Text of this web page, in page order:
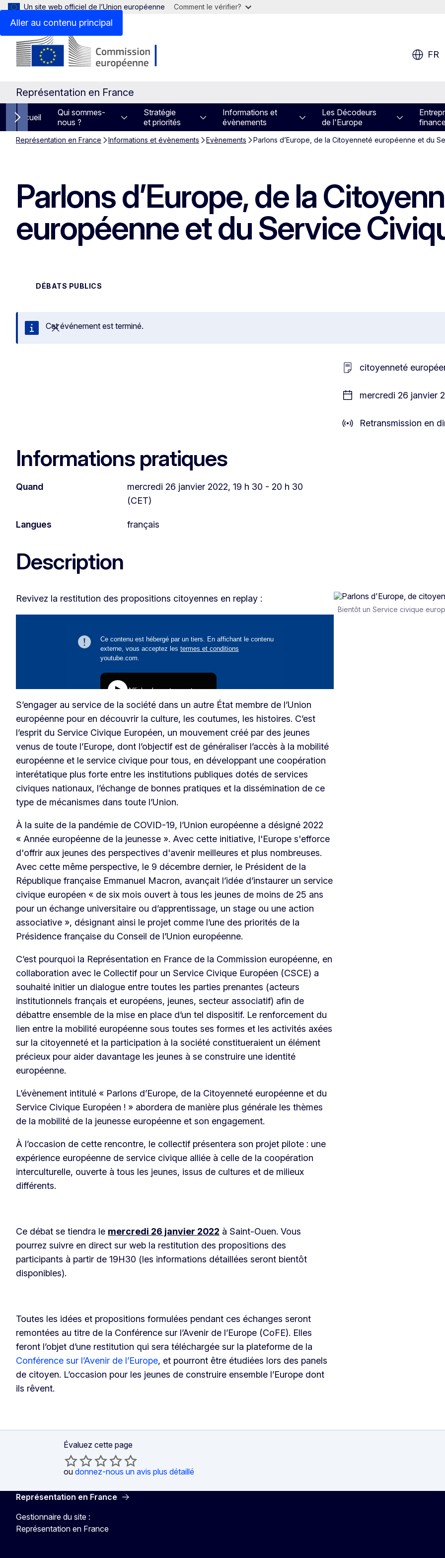
Aller au contenu principal
Un site web officiel de l’Union européenne Comment le vérifier?
FR
Représentation en France
Next items
Accueil
Qui sommes-
nous ?
Stratégie
et priorités
Informations et
évènements
Les Décodeurs
de l'Europe
Représentation en France Informations et évènements Evènements Parlons d’Europe, de la Citoyenneté européenne et du
Parlons d’Europe, de la
européenne et du Service
DÉBATS PUBLICS
Fermer
Cet événement est terminé.
citoyenneté
mercredi 26 janvier
Retransmission en
Informations pratiques
Quand
mercredi 26 janvier 2022, 19 h 30 - 20 h 30
(CET)
Langues français
Description
Revivez la restitution des propositions citoyennes en replay :
S’engager au service de la société dans un autre État membre de l’Union
européenne pour en découvrir la culture, les coutumes, les histoires. C’est
l’esprit du Service Civique Européen, un mouvement créé par des jeunes
venus de toute l’Europe, dont l’objectif est de généraliser l’accès à la mobilité
européenne et le service civique pour tous, en développant une coopération
interétatique plus forte entre les institutions publiques dotés de services
civiques nationaux, l’échange de bonnes pratiques et la dissémination de ce
type de mécanismes dans toute l’Union.
À la suite de la pandémie de COVID-19, l’Union européenne a désigné 2022
« Année européenne de la jeunesse ». Avec cette initiative, l'Europe s'efforce
d'offrir aux jeunes des perspectives d'avenir meilleures et plus nombreuses.
Avec cette même perspective, le 9 décembre dernier, le Président de la
République française Emmanuel Macron, avançait l’idée d’instaurer un service
civique européen « de six mois ouvert à tous les jeunes de moins de 25 ans
pour un échange universitaire ou d’apprentissage, un stage ou une action
associative », désignant ainsi le projet comme l’une des priorités de la
Présidence française du Conseil de l’Union européenne.
C’est pourquoi la Représentation en France de la Commission européenne, en
collaboration avec le Collectif pour un Service Civique Européen (CSCE) a
souhaité initier un dialogue entre toutes les parties prenantes (acteurs
institutionnels français et européens, jeunes, secteur associatif) afin de
débattre ensemble de la mise en place d’un tel dispositif. Le renforcement du
lien entre la mobilité européenne sous toutes ses formes et les activités axées
sur la citoyenneté et la participation à la société constitueraient un élément
précieux pour aider davantage les jeunes à se construire une identité
européenne.
L’évènement intitulé « Parlons d’Europe, de la Citoyenneté européenne et du
Service Civique Européen ! » abordera de manière plus générale les thèmes
de la mobilité de la jeunesse européenne et son engagement.
À l’occasion de cette rencontre, le collectif présentera son projet pilote : une
expérience européenne de service civique alliée à celle de la coopération
interculturelle, ouverte à tous les jeunes, issus de cultures et de milieux
différents.
Ce débat se tiendra le mercredi 26 janvier 2022 à Saint-Ouen. Vous
pourrez suivre en direct sur web la restitution des propositions des
participants à partir de 19H30 (les informations détaillées seront bientôt
disponibles).
Toutes les idées et propositions formulées pendant ces échanges seront
remontées au titre de la Conférence sur l’Avenir de l’Europe (CoFE). Elles
feront l’objet d’une restitution qui sera téléchargée sur la plateforme de la
Conférence sur l’Avenir de l’Europe, et pourront être étudiées lors des panels
de citoyen. L’occasion pour les jeunes de construire ensemble l’Europe dont
ils rêvent.
Bientôt un Service civique
Évaluez cette page
ou donnez-nous un avis plus détaillé
Représentation en France
Gestionnaire du site :
Représentation en France